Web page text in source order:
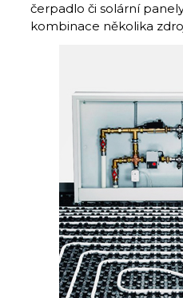
čerpadlo či solár­ní
kombinace několika